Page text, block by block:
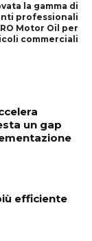
la gamma di
professionali
Motor Oil per
commerciali
un gap
efficiente